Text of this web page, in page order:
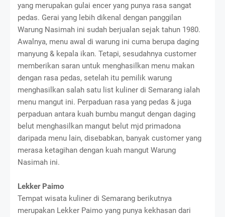
yang merupakan gulai encer yang punya rasa sangat
pedas. Gerai yang lebih dikenal dengan panggilan
Warung Nasimah ini sudah berjualan sejak tahun 1980.
Awalnya, menu awal di warung ini cuma berupa daging
manyung & kepala ikan. Tetapi, sesudahnya customer
memberikan saran untuk menghasilkan menu makan
dengan rasa pedas, setelah itu pemilik warung
menghasilkan salah satu list kuliner di Semarang ialah
menu mangut ini. Perpaduan rasa yang pedas & juga
perpaduan antara kuah bumbu mangut dengan daging
belut menghasilkan mangut belut mjd primadona
daripada menu lain, disebabkan, banyak customer yang
merasa ketagihan dengan kuah mangut Warung
Nasimah ini.
Lekker Paimo
Tempat wisata kuliner di Semarang berikutnya
merupakan Lekker Paimo yang punya kekhasan dari